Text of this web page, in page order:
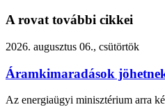
A rovat további cikkei
2026. augusztus 06., csütörtök
Áramkimaradások
Az energiaügyi minisztérium arra